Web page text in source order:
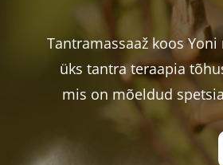
Tantramassaaž koos Yoni
üks tantra teraapia
mis on mõeldud